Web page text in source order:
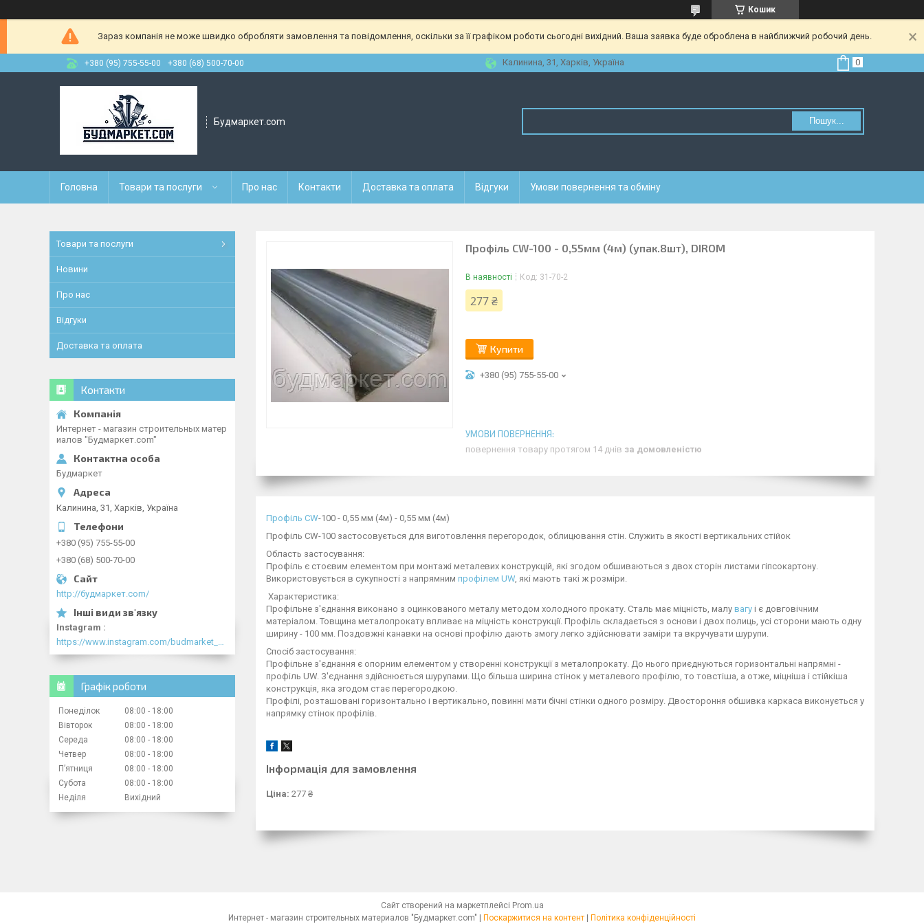
Кошик
Зараз компанія не може швидко обробляти замовлення та повідомлення, оскільки за її графіком роботи сьогодні вихідний. Ваша заявка буде оброблена в найближчий робочий день.
+380 (95) 755-55-00 +380 (68) 500-70-00 Калинина, 31, Харків, Україна
Будмаркет.com Пошук...
Головна Товари та послуги Про нас Контакти Доставка та оплата Відгуки Умови повернення та обміну
Профіль CW-100 - 0,55мм (4м) (упак.8шт), DIROM
В наявності Код: 31-70-2
277 ₴
Купити
+380 (95) 755-55-00
повернення товару протягом 14 днів за домовленістю
Профіль CW-100 - 0,55 мм (4м) - 0,55 мм (4м)
Профіль CW-100 застосовується для виготовлення перегородок, облицювання стін. Служить в якості вертикальних стійок
Область застосування:
Профіль є стоєвим елементом при монтажі металевих конструкцій, які згодом обшиваються з двох сторін листами гіпсокартону.
Використовується в сукупності з напрямним профілем UW , які мають такі ж розміри.
Характеристика:
Профільне з'єднання виконано з оцинкованого металу методом холодного прокату. Сталь має міцність, малу вагу і є довговічним
матеріалом. Товщина металопрокату впливає на міцність конструкції. Профіль складається з основи і двох полиць, усі сторони мають одну
ширину - 100 мм. Поздовжні канавки на основі профілю дають змогу легко здійснювати заміри та вкручувати шурупи.
Спосіб застосування:
Профільне з'єднання є опорним елементом у створенні конструкції з металопрокату. До нього приєднуються горизонтальні напрямні -
профіль UW. З'єднання здійснюється шурупами. Що більша ширина стінок у металевого профілю, то товстіша, а отже, міцніша і стійкіша
конструкція, яка згодом стає перегородкою.
Профілі, розташовані горизонтально і вертикально, повинні мати бічні стінки одного розміру. Двостороння обшивка каркаса виконується у
напрямку стінок профілів.
Інформація для замовлення
Ціна: 277 ₴
Товари та послуги
Новини
Про нас
Відгуки
Доставка та оплата
Контакти
Интернет - магазин строительных матер
иалов "Будмаркет.com"
Будмаркет
Калинина, 31, Харків, Україна
+380 (95) 755-55-00
+380 (68) 500-70-00
http://будмаркет.com/
Instagram
Графік роботи
Понеділок 08:00
18:00
Вівторок
08:00
18:00
Середа
08:00
18:00
Четвер
08:00
18:00
Пʼятниця
08:00
18:00
Субота
08:00
18:00
Неділя
Вихідний
Сайт створений на маркетплейсі Prom.ua
Интернет - магазин строительных материалов "Будмаркет.com" | Поскаржитися на контент | Політика конфіденційності